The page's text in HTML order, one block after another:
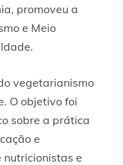
promoveu a
e Meio
vegetarianismo
O objetivo foi
sobre a prática
e
nutricionistas e